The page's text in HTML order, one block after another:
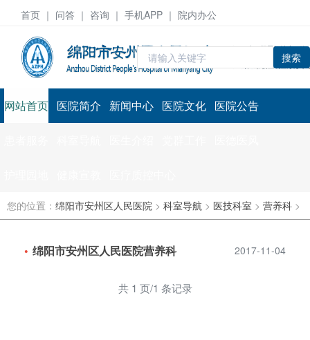
首页 ｜ 问答 ｜ 咨询 ｜ 手机APP ｜ 院内办公
搜索
网站首页 医院简介 新闻中心 医院文化 医院公告
您的位置： 绵阳市安州区人民医院 > 科室导航 > 医技科室 > 营养科 >
绵阳市安州区人民医院营养科 2017-11-04
共 1 页/1 条记录